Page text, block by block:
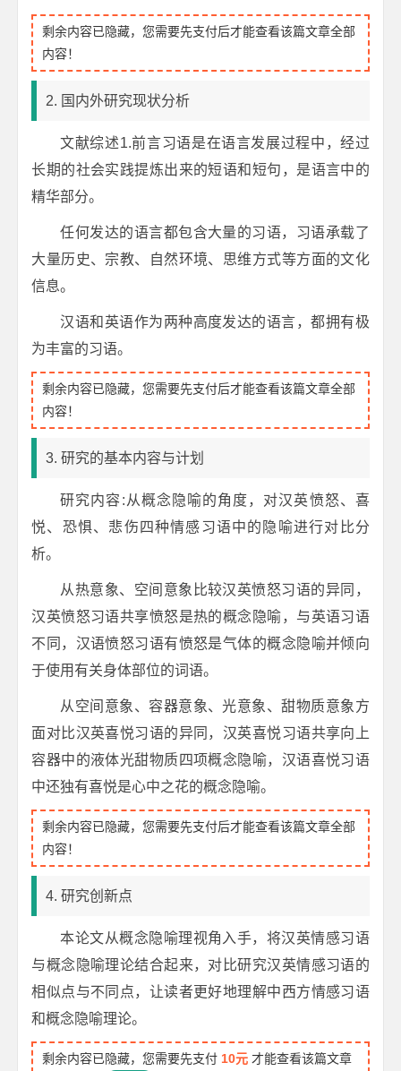
剩余内容已隐藏，您需要先支付后才能查看该篇文章全部
内容！
2. 国内外研究现状分析
文献综述1.前言习语是在语言发展过程中，经过
长期的社会实践提炼出来的短语和短句，是语言中的
精华部分。
任何发达的语言都包含大量的习语，习语承载了
大量历史、宗教、自然环境、思维方式等方面的文化
信息。
汉语和英语作为两种高度发达的语言，都拥有极
为丰富的习语。
剩余内容已隐藏，您需要先支付后才能查看该篇文章全部
内容！
3. 研究的基本内容与计划
研究内容:从概念隐喻的角度，对汉英愤怒、喜
悦、恐惧、悲伤四种情感习语中的隐喻进行对比分
析。
从热意象、空间意象比较汉英愤怒习语的异同，
汉英愤怒习语共享愤怒是热的概念隐喻，与英语习语
不同，汉语愤怒习语有愤怒是气体的概念隐喻并倾向
于使用有关身体部位的词语。
从空间意象、容器意象、光意象、甜物质意象方
面对比汉英喜悦习语的异同，汉英喜悦习语共享向上
容器中的液体光甜物质四项概念隐喻，汉语喜悦习语
中还独有喜悦是心中之花的概念隐喻。
剩余内容已隐藏，您需要先支付后才能查看该篇文章全部
内容！
4. 研究创新点
本论文从概念隐喻理视角入手，将汉英情感习语
与概念隐喻理论结合起来，对比研究汉英情感习语的
相似点与不同点，让读者更好地理解中西方情感习语
和概念隐喻理论。
剩余内容已隐藏，您需要先支付 10元 才能查看该篇文章